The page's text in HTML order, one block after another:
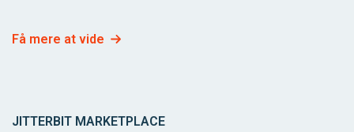
Få mere at vide
JITTERBIT MARKETPLACE